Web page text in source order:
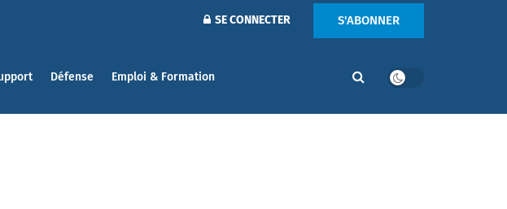
SE CONNECTER S'ABONNER
Défense Emploi & Formation